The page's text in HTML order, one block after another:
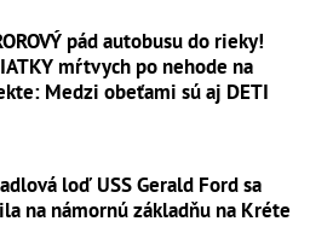
pád autobusu do rieky!
mŕtvych po nehode na
Medzi obeťami sú aj DETI
loď USS Gerald Ford sa
na námornú základňu na Kréte